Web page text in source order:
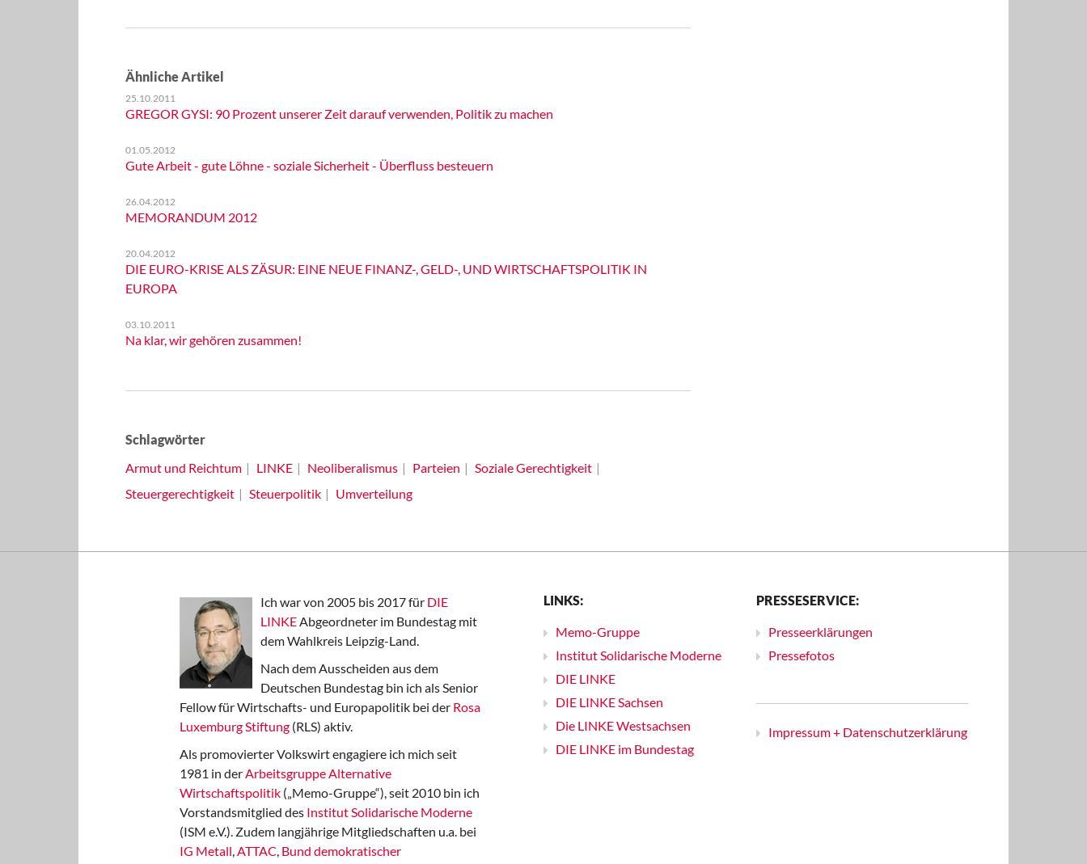
Ähnliche Artikel
25.10.2011
GREGOR GYSI: 90 Prozent unserer Zeit darauf verwenden, Politik zu machen
01.05.2012
Gute Arbeit - gute Löhne - soziale Sicherheit - Überfluss besteuern
26.04.2012
MEMORANDUM 2012
20.04.2012
DIE EURO-KRISE ALS ZÄSUR: EINE NEUE FINANZ-, GELD-, UND WIRTSCHAFTSPOLITIK IN
EUROPA
03.10.2011
Na klar, wir gehören zusammen!
Schlagwörter
Armut und Reichtum
LINKE Neoliberalismus Parteien
Soziale Gerechtigkeit
Steuergerechtigkeit
Steuerpolitik Umverteilung
Ich war von 2005 bis 2017 für DIE
LINKEAbgeordneter im Bundestag mit
dem Wahlkreis Leipzig-Land.
Nach dem Ausscheiden aus dem
Deutschen Bundestag bin ich als Senior
Fellow für Wirtschafts- und Europapolitik bei der Rosa
Luxemburg Stiftung (RLS) aktiv.
Als promovierter Volkswirt engagiere ich mich seit
1981 in derArbeitsgruppe Alternative
Wirtschaftspolitik („Memo-Gruppe“), seit 2010 bin ich
Vorstandsmitglied des Institut Solidarische Moderne
(ISM e.V.). Zudem langjährige Mitgliedschaften u.a. bei
IG Metall,ATTAC, Bund demokratischer
LINKS:
Memo-Gruppe
Institut Solidarische Moderne
DIE LINKE
DIE LINKE Sachsen
Die LINKE Westsachsen
DIE LINKE im Bundestag
PRESSESERVICE:
Presseerklärungen
Pressefotos
Impressum + Datenschutzerklärung